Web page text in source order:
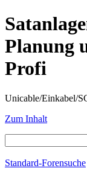
Planung
Profi
Unicable/Einkabel/
Zum Inhalt
Standard-Forensuche